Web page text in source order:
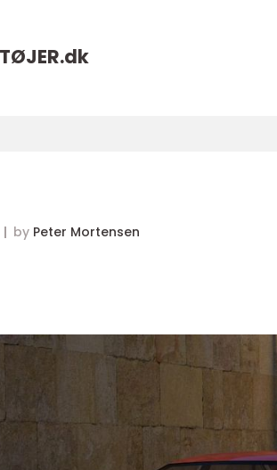
dk
by Peter Mortensen